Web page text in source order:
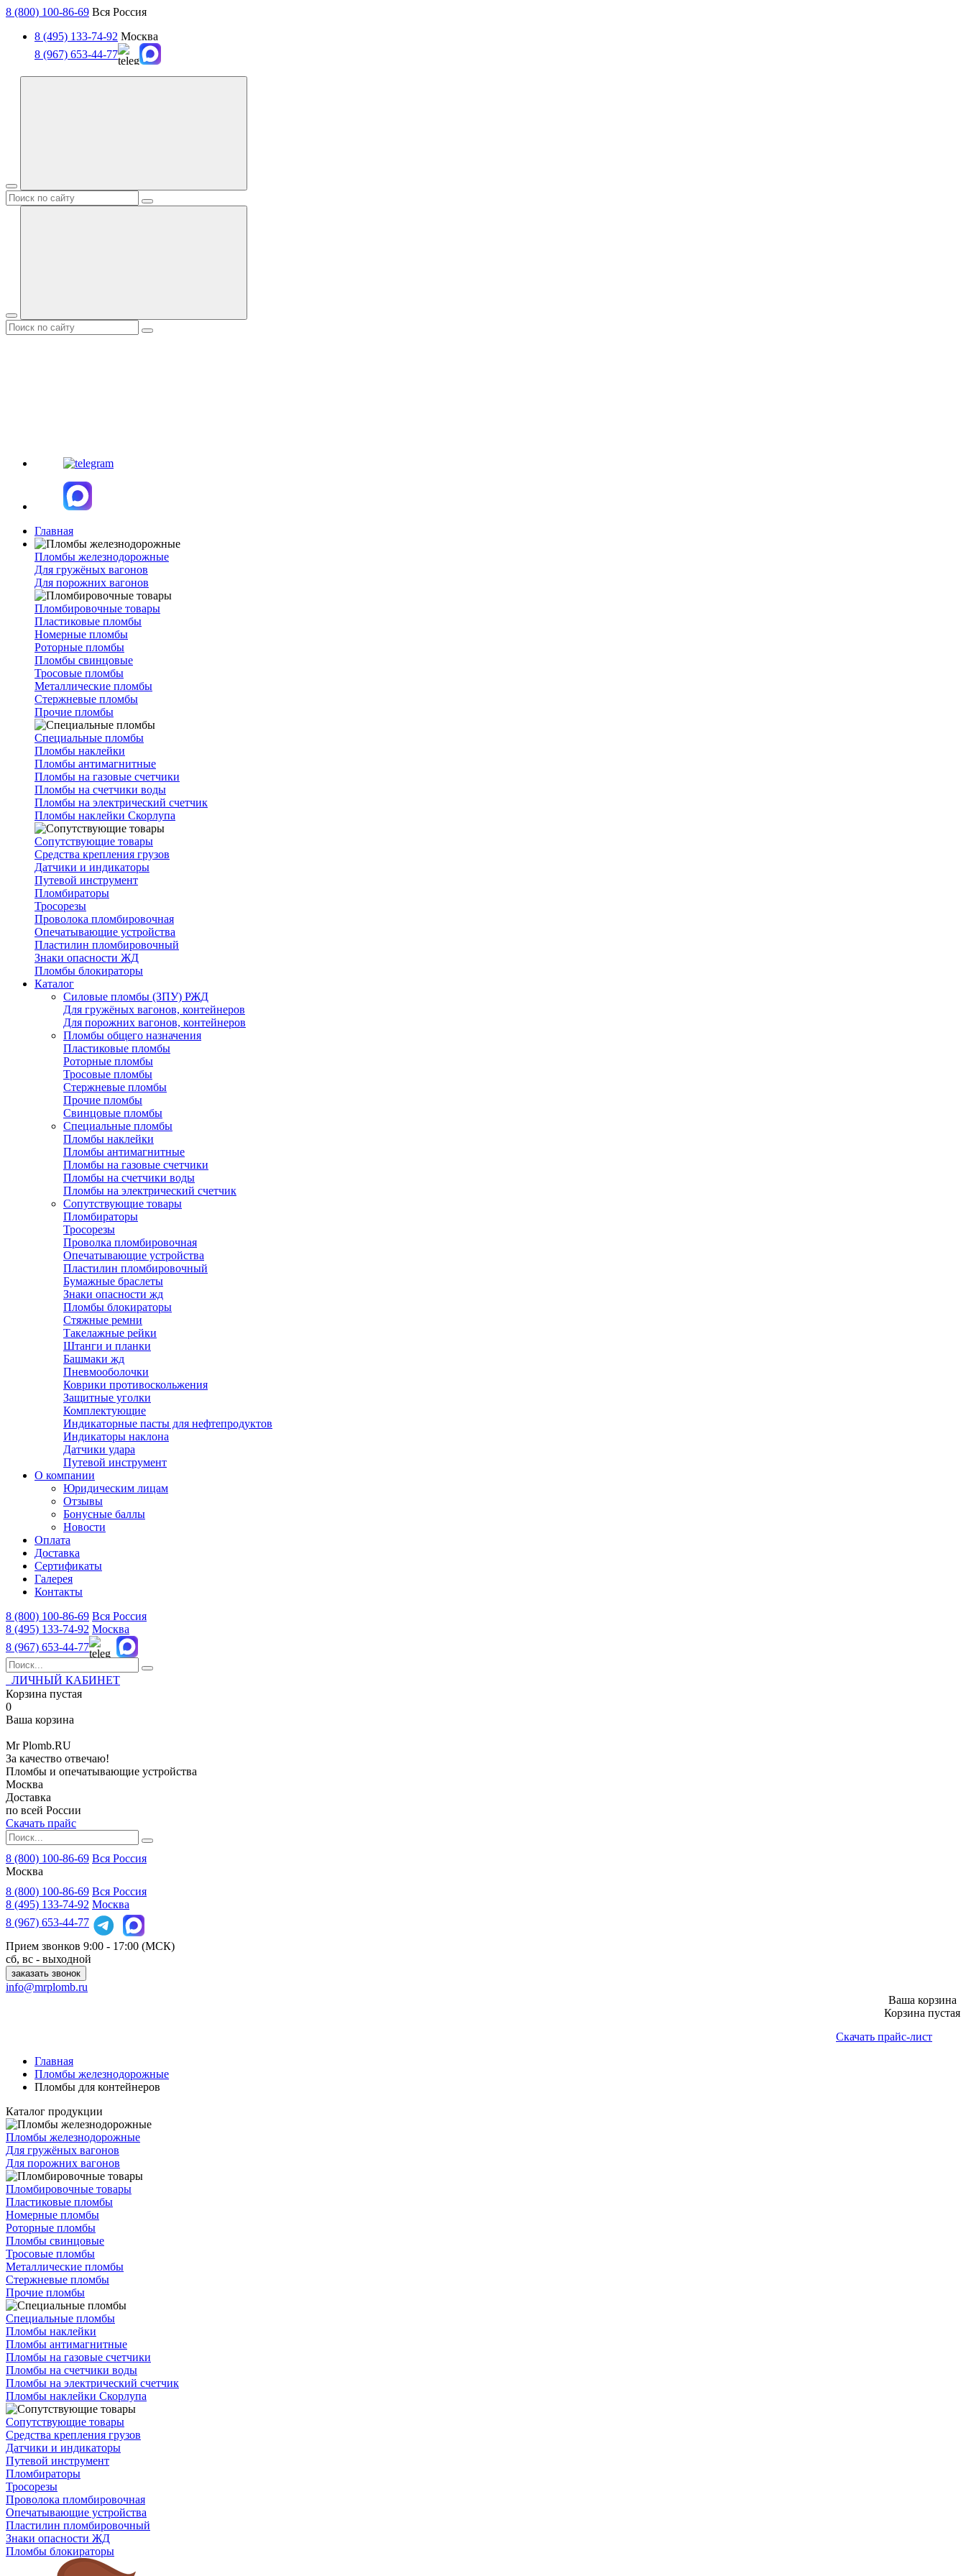
8 (800) 100-86-69 Вся Россия
8 (495) 133-74-92 Москва
8 (967) 653-44-77
Главная
Пломбы железнодорожные
Для гружёных вагонов
Для порожних вагонов
Пломбировочные товары
Пластиковые пломбы
Номерные пломбы
Роторные пломбы
Пломбы свинцовые
Тросовые пломбы
Металлические пломбы
Стержневые пломбы
Прочие пломбы
Специальные пломбы
Пломбы наклейки
Пломбы антимагнитные
Пломбы на газовые счетчики
Пломбы на счетчики воды
Пломбы на электрический счетчик
Пломбы наклейки Скорлупа
Сопутствующие товары
Средства крепления грузов
Датчики и индикаторы
Путевой инструмент
Пломбираторы
Тросорезы
Проволока пломбировочная
Опечатывающие устройства
Пластилин пломбировочный
Знаки опасности ЖД
Пломбы блокираторы
Каталог
Силовые пломбы (ЗПУ) РЖД
Для гружёных вагонов, контейнеров
Для порожних вагонов, контейнеров
Пломбы общего назначения
Пластиковые пломбы
Роторные пломбы
Тросовые пломбы
Стержневые пломбы
Прочие пломбы
Свинцовые пломбы
Специальные пломбы
Пломбы наклейки
Пломбы антимагнитные
Пломбы на газовые счетчики
Пломбы на счетчики воды
Пломбы на электрический счетчик
Сопутствующие товары
Пломбираторы
Тросорезы
Проволка пломбировочная
Опечатывающие устройства
Пластилин пломбировочный
Бумажные браслеты
Знаки опасности жд
Пломбы блокираторы
Стяжные ремни
Такелажные рейки
Штанги и планки
Башмаки жд
Пневмооболочки
Коврики противоскольжения
Защитные уголки
Комплектующие
Индикаторные пасты для нефтепродуктов
Индикаторы наклона
Датчики удара
Путевой инструмент
О компании
Юридическим лицам
Отзывы
Бонусные баллы
Новости
Оплата
Доставка
Сертификаты
Галерея
Контакты
8 (800) 100-86-69 Вся Россия
8 (495) 133-74-92 Москва
8 (967) 653-44-77
ЛИЧНЫЙ КАБИНЕТ
Корзина пустая
0
Ваша корзина
MrPlomb.RU
За качество отвечаю!
Пломбы и опечатывающие устройства
Москва
Доставка
по всей России
Скачать прайс
8 (800) 100-86-69 Вся Россия
Москва
8 (800) 100-86-69 Вся Россия
8 (495) 133-74-92 Москва
8 (967) 653-44-77
Прием звонков 9:00 - 17:00 (МСК)
сб, вс - выходной
заказать звонок
info@mrplomb.ru
Ваша корзина
Корзина пустая
Скачать прайс-лист
Главная
Пломбы железнодорожные
Пломбы для контейнеров
Каталог продукции
Пломбы железнодорожные
Для гружёных вагонов
Для порожних вагонов
Пломбировочные товары
Пластиковые пломбы
Номерные пломбы
Роторные пломбы
Пломбы свинцовые
Тросовые пломбы
Металлические пломбы
Стержневые пломбы
Прочие пломбы
Специальные пломбы
Пломбы наклейки
Пломбы антимагнитные
Пломбы на газовые счетчики
Пломбы на счетчики воды
Пломбы на электрический счетчик
Пломбы наклейки Скорлупа
Сопутствующие товары
Средства крепления грузов
Датчики и индикаторы
Путевой инструмент
Пломбираторы
Тросорезы
Проволока пломбировочная
Опечатывающие устройства
Пластилин пломбировочный
Знаки опасности ЖД
Пломбы блокираторы